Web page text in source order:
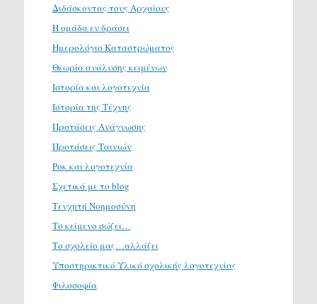
Διδάσκοντας τους Αρχαίους
Η ομάδα εν δράσει
Ημερολόγιο Καταστρώματος
Θεωρία ανάλυσης κειμένων
Ιστορία και λογοτεχνία
Ιστορία της Τέχνης
Προτάσεις Ανάγνωσης
Προτάσεις Ταινιών
Ροκ και λογοτεχνία
Σχετικά με το blog
Τενχητή Νοημοσύνη
Το κείμενο σώζει…
Το σχολείο μας…αλλάζει
Υποστηρικτικό Υλικό σχολικής λογοτεχνίας
Φιλοσοφία